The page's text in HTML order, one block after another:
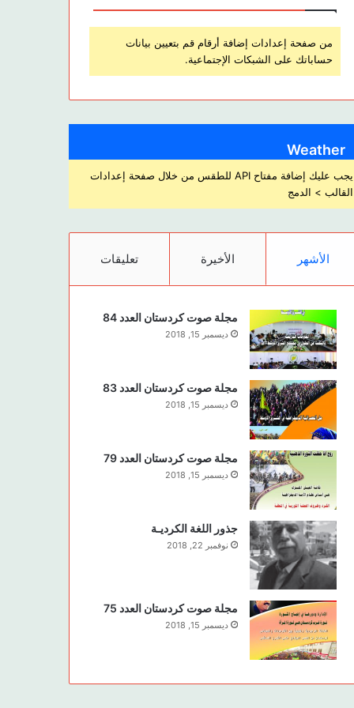
من صفحة إعدادات إضافة أرقام قم بتعيين بيانات
حساباتك على الشبكات الإجتماعية.
Weather
يجب عليك إضافة مفتاح API للطقس من خلال صفحة إعدادات
القالب > الدمج
الأشهر الأخيرة تعليقات
مجلة صوت كردستان العدد 84
ديسمبر 15, 2018
مجلة صوت كردستان العدد 83
ديسمبر 15, 2018
مجلة صوت كردستان العدد 79
ديسمبر 15, 2018
جذور اللغة الكرديـة
نوفمبر 22, 2018
مجلة صوت كردستان العدد 75
ديسمبر 15, 2018